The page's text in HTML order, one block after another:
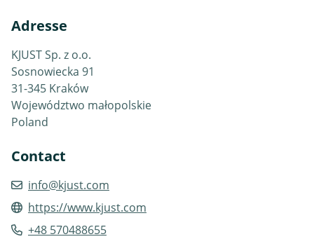
Adresse
KJUST Sp. z o.o.
Sosnowiecka 91
31-345 Kraków
Województwo małopolskie
Poland
Contact
info@kjust.com
https://www.kjust.com
+48 570488655